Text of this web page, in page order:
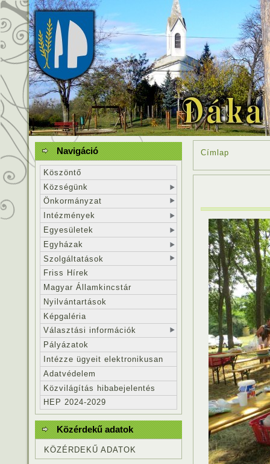
Címlap
Navigáció
Köszöntő
Községünk
Önkormányzat
Intézmények
Egyesületek
Egyházak
Szolgáltatások
Friss Hírek
Magyar Államkincstár
Nyilvántartások
Képgaléria
Választási információk
Pályázatok
Intézze ügyeit elektronikusan
Adatvédelem
Közvilágítás hibabejelentés
HEP 2024-2029
Közérdekű adatok
KÖZÉRDEKŰ ADATOK